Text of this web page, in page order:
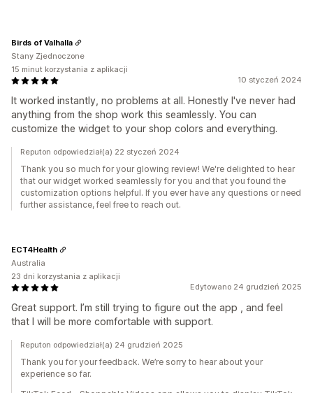
10 styczeń 2024
It worked instantly, no problems at all. Honestly I've never had
anything from the shop work this seamlessly. You can
customize the widget to your shop colors and everything.
Birds of Valhalla
Stany Zjednoczone
15 minut korzystania z aplikacji
Reputon odpowiedział(a) 22 styczeń 2024
Thank you so much for your glowing review! We're delighted to hear
that our widget worked seamlessly for you and that you found the
customization options helpful. If you ever have any questions or need
further assistance, feel free to reach out.
Edytowano 24 grudzień 2025
Great support. I’m still trying to figure out the app , and feel
that I will be more comfortable with support.
ECT4Health
Australia
23 dni korzystania z aplikacji
Reputon odpowiedział(a) 24 grudzień 2025
Thank you for your feedback. We’re sorry to hear about your
experience so far.